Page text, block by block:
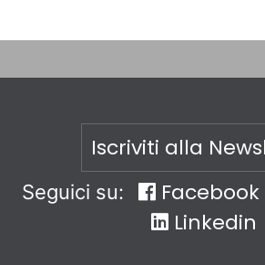
Iscriviti alla
Seguici su: Facebook
Linkedin